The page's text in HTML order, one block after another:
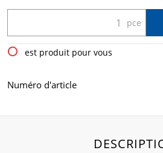
est produit pour vous
Numéro d'article